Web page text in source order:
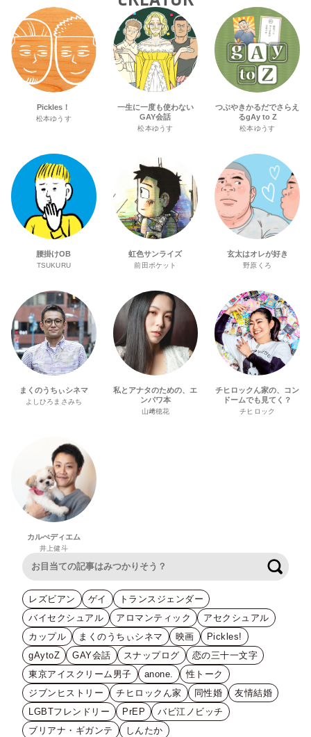
Pickles！
松本ゆうす
一生に一度も使わない
GAY会話
松本ゆうす
つぶやきかるだでさらえ
るgAy to Z
松本ゆうす
腰掛けOB
TSUKURU
虹色サンライズ
前田ポケット
玄太はオレが好き
野原くろ
まくのうちぃシネマ
よしひろまさみち
私とアナタのための、エ
ンパワ本
山﨑穂花
チヒロックん家の、コン
ドームでも見てく？
チヒロック
カルぺディエム
井上健斗
レズビアン ゲイ
トランスジェンダー
バイセクシュアル
アロマンティック
アセクシュアル
カップル
まくのうちぃシネマ 映画
Pickles!
gAytoZ
GAY会話 スナップログ
恋の三十一文字
東京アイスクリーム男子
anone.
性トーク
ジブンヒストリー
チヒロックん家 同性婚
友情結婚
LGBTフレンドリー
PrEP
バビ江ノビッチ
ブリアナ・ギガンテ
しんたか